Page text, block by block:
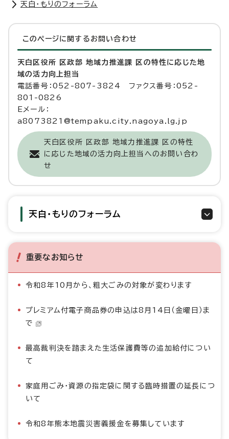
天白・もりのフォーラム
このページに関する お問い合わせ
天白区役所 区政部 地域力推進課 区の特性に応じた地
域の活力向上担当
電話番号：052-807-3824 ファクス番号：052-
801-0826
Eメール：
a8073821@tempaku.city.nagoya.lg.jp
天白区役所 区政部 地域力推進課 区の特性
に応じた地域の活力向上担当へのお問い合わ
せ
天白・もりのフォーラム
重要なお知らせ
令和8年10月から、粗大ごみの対象が変わります
プレミアム付電子商品券の申込は8月14日（金曜日）ま
で
最高裁判決を踏まえた生活保護費等の追加給付につい
て
家庭用ごみ・資源の指定袋に関する臨時措置の延長につ
いて
令和8年熊本地震災害義援金を募集しています